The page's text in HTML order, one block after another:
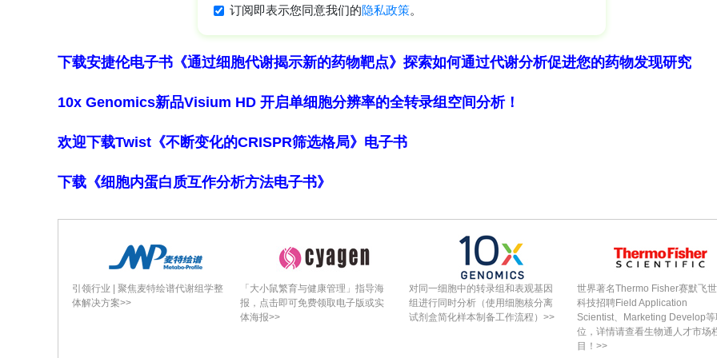
Contracaecum
，两种方法的一致性为“中等”（moderate, kappa = 0.45）。
这表明结合多种方法能更全面地评估寄生虫感染状况。
为了探究帝企鹅体内的寄生虫是否来源于其摄食的猎物，研究人员进行了寄生虫与猎物的关联
性分析。对应分析（Correspondence Analysis）显示，三种异尖科线虫
的分布，在视觉上与鳐鳍鱼（Patagonotothen
则未与任何特定猎物表现出关联。
研究结论与讨论
本研究的核心结论是明确了福克兰群岛帝企鹅的内寄生虫群落，并初步揭示了其可能的传播
径。首先，该研究确认了帝企鹅饮食以鱼类为主，其中鳐鳍鱼占重要地位。其次，研究首次
Contracaecum）是
下载安捷伦电子书《通过细胞代谢揭示新的药物靶点》探索如何通过代谢分析促进您的药物发现研究
10x Genomics新品Visium HD 开启单细胞分辨率的全转录组空间分析！
欢迎下载Twist《不断变化的CRISPR筛选格局》电子书
下载《细胞内蛋白质互作分析方法电子书》
引领行业 | 聚焦麦特绘谱代谢组学整
体解决方案>>
「大小鼠繁育与健康管理」指导海
报，点击即可免费领取电子版或实
体海报>>
对同一细胞中的转录组和表观基因
组进行同时分析（使用细胞核分离
试剂盒简化样本制备工作流程）>>
世界著名Thermo Fisher赛默飞
科技招聘Field Application
Scientist、Marketing Develop等
位，详情请查看生物通人才市场
目！>>